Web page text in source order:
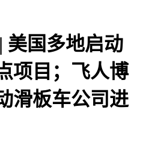
美国多地启动
项目；飞人博
滑板车公司进